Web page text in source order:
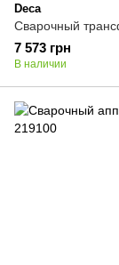
Deca
Сварочный
7 573 грн
В наличии